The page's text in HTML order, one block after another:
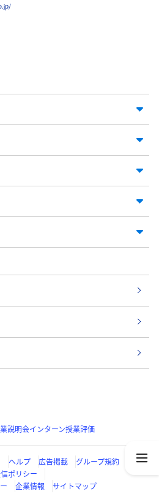
説明会インターン授業評価
ヘルプ 広告掲載
グループ規約
ポリシー
企業情報 サイトマップ